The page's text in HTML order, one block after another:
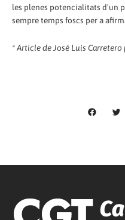
les plenes potencialitats d'un
sempre temps foscs per a
* Article de José Luis